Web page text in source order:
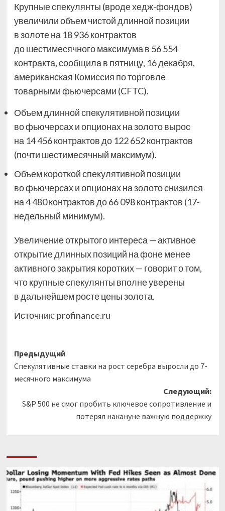
Крупные спекулянты (вроде хедж-фондов)
увеличили объем чистой длинной позиции
в золоте на 18 936 контрактов
до шестимесячного максимума в 56 554
контракта, сообщила в пятницу, 16 декабря,
американская Комиссия по торговле
товарными фьючерсами (CFTC).
Объем длинной спекулятивной позиции
во фьючерсах и опционах на золото вырос
на 14 456 контрактов до 122 652 контрактов
(почти шестимесячный максимум).
Объем короткой спекулятивной позиции
во фьючерсах и опционах на золото снизился
на 4 480 контрактов до 66 098 контрактов (17-
недельный минимум).
Увеличение открытого интереса — активное
открытие длинных позиций на фоне менее
активного закрытия коротких — говорит о том,
что крупные спекулянты вполне уверены
в дальнейшем росте цены золота.
Источник: profinance.ru
Навигация
записи
Предыдущий
Спекулятивные ставки на рост серебра выросли до 7-
месячного максимума
Следующий:
S&P 500 не смог пробить ключевое сопротивление и
потерял накануне важную поддержку